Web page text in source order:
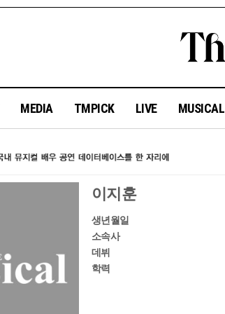
MEDIA TMPICK LIVE MUSICAL
이지훈
생년월일
소속사
데뷔
학력